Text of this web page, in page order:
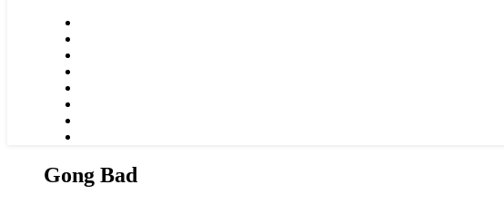
Gong Bad